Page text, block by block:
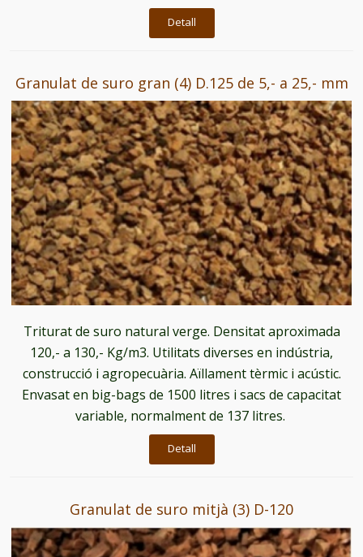
Detall
Granulat de suro gran (4) D.125 de 5,- a 25,- mm
Triturat de suro natural verge. Densitat aproximada
120,- a 130,- Kg/m3. Utilitats diverses en indústria,
construcció i agropecuària. Aïllament tèrmic i acústic.
Envasat en big-bags de 1500 litres i sacs de capacitat
variable, normalment de 137 litres.
Detall
Granulat de suro mitjà (3) D-120